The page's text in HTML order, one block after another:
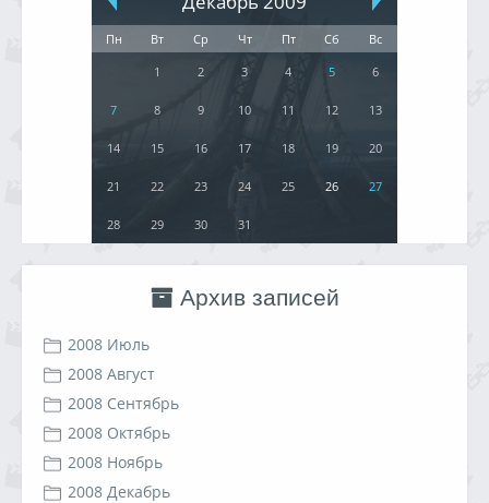
Пн Вт Ср Чт Пт Сб
Вс
1
2 3 4 5 6
7 8 9 10 11 12 13
14 15 16 17 18 19 20
21 22 23 24 25 26 27
28 29 30 31
Архив записей
2008 Июль
2008 Август
2008 Сентябрь
2008 Октябрь
2008 Ноябрь
2008 Декабрь